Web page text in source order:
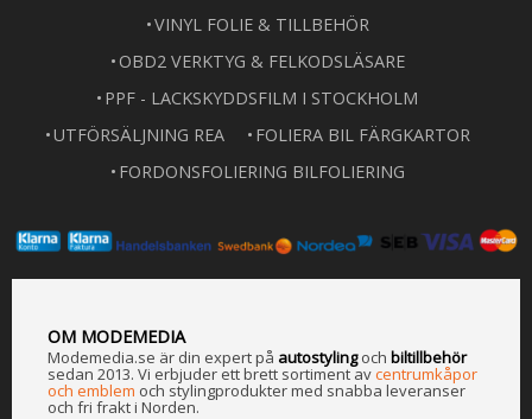
VINYL FOLIE & TILLBEHÖR
OBD2 VERKTYG & FELKODSLÄSARE
PPF - LACKSKYDDSFILM I STOCKHOLM
UTFÖRSÄLJNING REA
FOLIERA BIL FÄRGKARTOR
FORDONSFOLIERING BILFOLIERING
OM MODEMEDIA
Modemedia.se är din expert på autostylingoch biltillbehör
sedan 2013. Vi erbjuder ett brett sortiment avcentrumkåpor
och emblem och stylingprodukter med snabba leveranser
och fri frakt i Norden.